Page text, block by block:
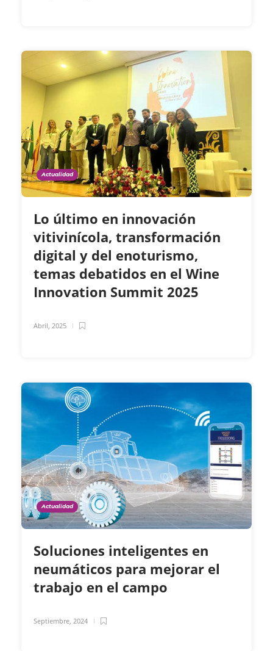
Actualidad
Lo último en innovación
vitivinícola, transformación
digital y del enoturismo,
temas debatidos en el Wine
Innovation Summit 2025
Abril, 2025
Actualidad
Soluciones inteligentes en
neumáticos para mejorar el
trabajo en el campo
Septiembre, 2024